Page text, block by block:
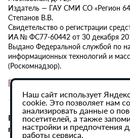
Издатель — ГАУ СМИ СО «Регион
Степанов В.В.
Свидетельство о регистрации
ИА № ФС77-60442 от 30 декабря
Выдано Федеральной службой по
информационных технологий и
(Роскомнадзор).
Политика в отношении обработки
При использовании материалов
гиперссылка на ИА «Регион
Наш сайт использует
cookie. Это позволяет нам
анализировать данные о
посетителей, а также
настройки и предпочтения
работы сервиса.